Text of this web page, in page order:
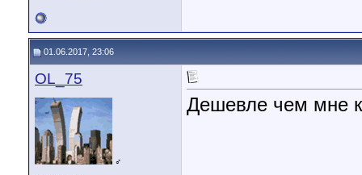
01.06.2017, 23:06
OL_75
♂
Дешевле чем мне